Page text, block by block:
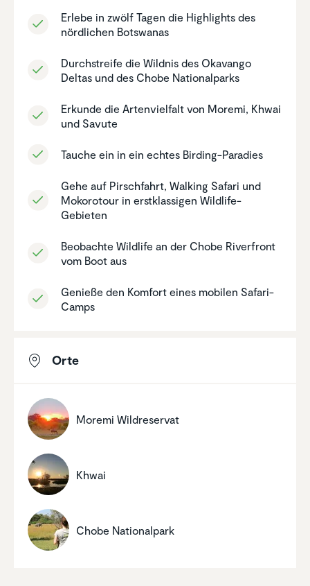
Erlebe in zwölf Tagen die Highlights des
nördli­chen Botswanas
Durch­streife die Wildnis des Okavango
Deltas und des Chobe Natio­nal­parks
Erkunde die Arten­viel­falt von Moremi, Khwai
und Savute
Tauche ein in ein echtes Birding-Paradies
Gehe auf Pirsch­fahrt, Walking Safari und
Mokoro­tour in erstklas­sigen Wildlife-
Gebieten
Beobachte Wildlife an der Chobe River­front
vom Boot aus
Genieße den Komfort eines mobilen Safari-
Camps
Orte
Moremi Wildre­servat
Khwai
Chobe Natio­nal­park